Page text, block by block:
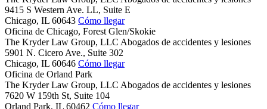
9415 S Western Ave. LL, Suite E
Chicago, IL 60643 Cómo llegar
Oficina de Chicago, Forest Glen/Skokie
The Kryder Law Group, LLC Abogados de accidentes y lesiones
5901 N. Cicero Ave., Suite 302
Chicago, IL 60646 Cómo llegar
Oficina de Orland Park
The Kryder Law Group, LLC Abogados de accidentes y lesiones
7620 W 159th St, Suite 104
Orland Park, IL 60462 Cómo llegar